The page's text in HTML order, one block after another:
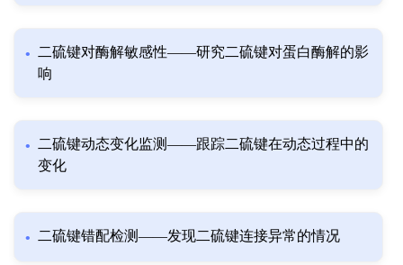
二硫键对酶解敏感性——研究二硫键对蛋白酶解的影
响
二硫键动态变化监测——跟踪二硫键在动态过程中的
变化
二硫键错配检测——发现二硫键连接异常的情况